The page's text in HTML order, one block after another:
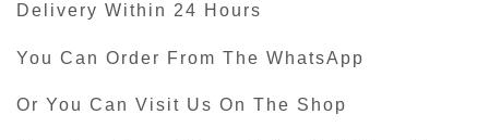
Delivery Within 24 Hours
You Can Order From The WhatsApp
Or You Can Visit Us On The Shop